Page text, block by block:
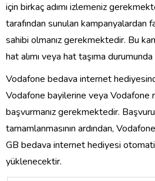
için birkaç adımı izlemeniz
tarafından sunulan kampanyalardan
sahibi olmanız gerekmektedir. Bu
hat alımı veya hat taşıma
Vodafone bedava internet
Vodafone bayilerine veya Vodafone
başvurmanız gerekmektedir.
tamamlanmasının ardından,
GB bedava internet hediyesi
yüklenecektir.